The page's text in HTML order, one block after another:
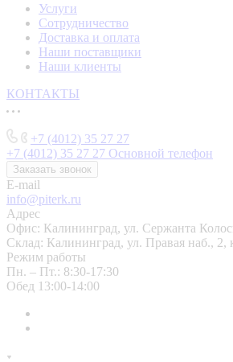
Услуги
Сотрудничество
Доставка и оплата
Наши поставщики
Наши клиенты
КОНТАКТЫ
+7 (4012) 35 27 27
+7 (4012) 35 27 27 Основной телефон
Заказать звонок
E-mail
info@piterk.ru
Адрес
Офис: Калининград, ул. Сержанта
Склад: Калининград, ул. Правая наб., 2,
Режим работы
Пн. – Пт.: 8:30-17:30
Обед 13:00-14:00